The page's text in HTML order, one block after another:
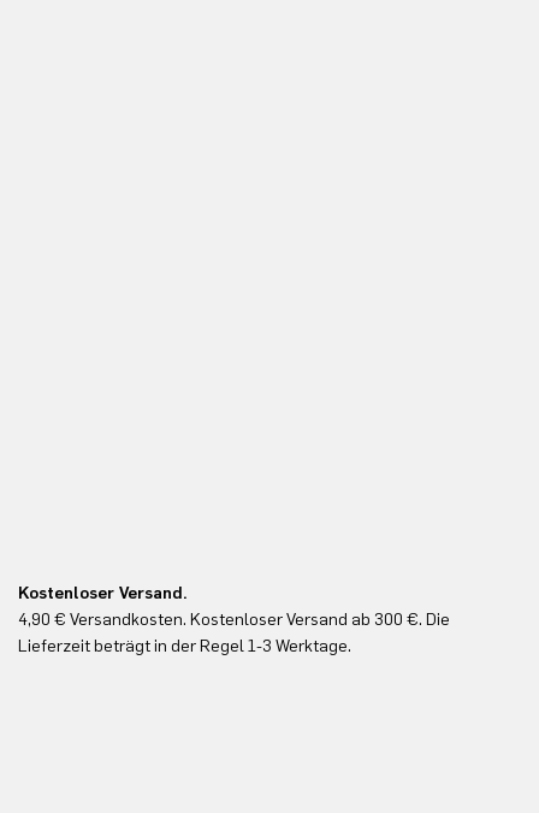
Kostenloser Versand.
4,90 € Versandkosten. Kostenloser Versand ab 300 €. Die
Lieferzeit beträgt in der Regel 1-3 Werktage.